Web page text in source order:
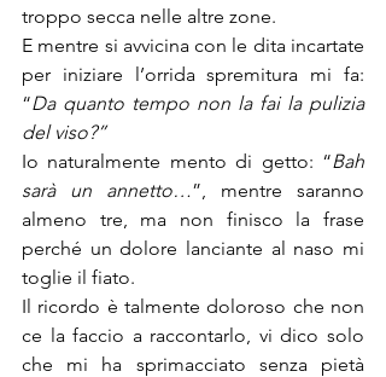
troppo secca nelle altre zone.
E mentre si avvicina con le dita incartate
per iniziare l’orrida spremitura mi fa:
“Da quanto tempo non la fai la pulizia
del viso?”
Io naturalmente mento di getto: “Bah
sarà un annetto…”, mentre saranno
almeno tre, ma non finisco la frase
perché un dolore lanciante al naso mi
toglie il fiato.
Il ricordo è talmente doloroso che non
ce la faccio a raccontarlo, vi dico solo
che mi ha sprimacciato senza pietà